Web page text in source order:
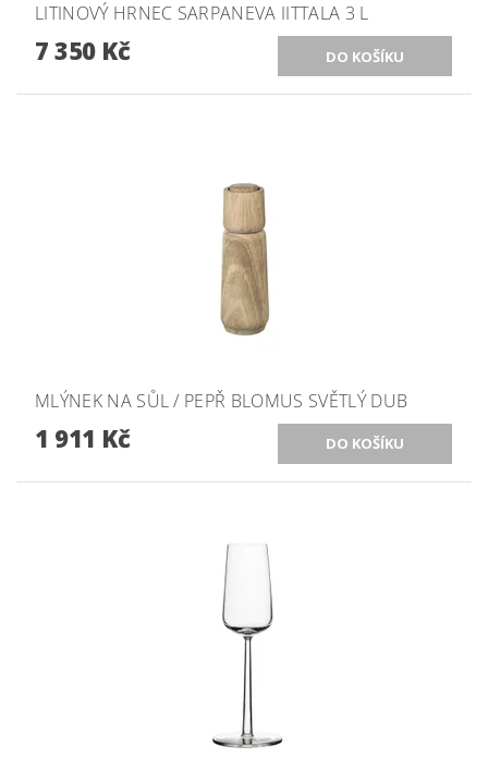
LITINOVÝ HRNEC SARPANEVA IITTALA 3 L
7 350 Kč
MLÝNEK NA SŮL / PEPŘ BLOMUS SVĚTLÝ DUB
1 911 Kč